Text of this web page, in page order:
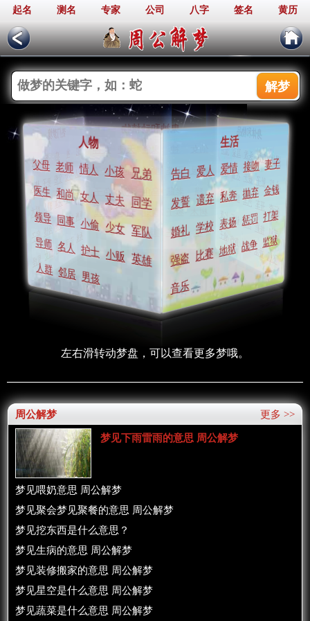
起名 测名 专家 公司 八字 签名 黄历
周公解梦
狗
火
死人
少女
妻子
情人
丈夫
朋友
裸体
打人
树木 厕所
飞机
春梦
房子 流泪
乳房
仙女
鬼怪
人物
父母 老师 情人 小孩 兄弟
医生 和尚 女人 丈夫 同学
领导 同事 小偷 少女 军队
导师 名人 护士 小贩 英雄
人群 邻居 男孩
生活
告白 爱人 爱情 接吻 妻子
发誓 遗弃 私奔 抛弃 金钱
婚礼 学校 表扬 惩罚 打架
强盗 比赛 地狱 战争 监狱
音乐
身体和物品
裸体
身体
耳朵
流泪
心脏
肚子
拔牙
衣服
钱包
行李
汽车
帽子
钥匙
手机
拖鞋
吉他
钻石
飞机
香水
剪刀
首饰
鬼神和动植物
仙女
天使
女神
幽灵
巫婆
地狱
狗
蚊子
老虎
兔子
树木
猴子
青蛙
天鹅
玫瑰
草
鸭子
狮子
左右滑转动梦盘，可以查看更多梦哦。
更多 >>
周公解梦
梦见下雨雷雨的意思 周公解梦
梦见喂奶意思 周公解梦
梦见聚会梦见聚餐的意思 周公解梦
梦见挖东西是什么意思？
梦见生病的意思 周公解梦
梦见装修搬家的意思 周公解梦
梦见星空是什么意思 周公解梦
梦见蔬菜是什么意思 周公解梦